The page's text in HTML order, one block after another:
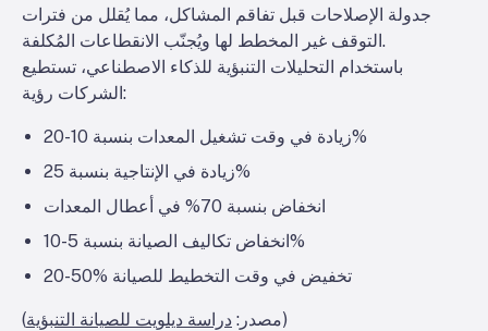
جدولة الإصلاحات قبل تفاقم المشاكل، مما يُقلل من فترات
التوقف غير المخطط لها ويُجنّب الانقطاعات المُكلفة.
باستخدام التحليلات التنبؤية للذكاء الاصطناعي، تستطيع
الشركات رؤية:
زيادة في وقت تشغيل المعدات بنسبة 10-20%
زيادة في الإنتاجية بنسبة 25%
انخفاض بنسبة 70% في أعطال المعدات
انخفاض تكاليف الصيانة بنسبة 5-10%
20-50% تخفيض في وقت التخطيط للصيانة
(مصدر: دراسة ديلويت للصيانة التنبؤية )